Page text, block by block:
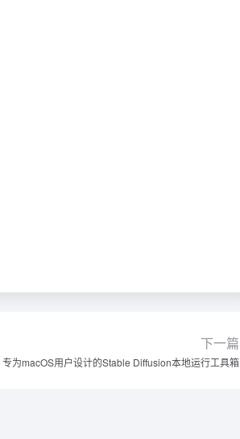
下一篇
为macOS用户设计的Stable Diffusion本地运行工具箱